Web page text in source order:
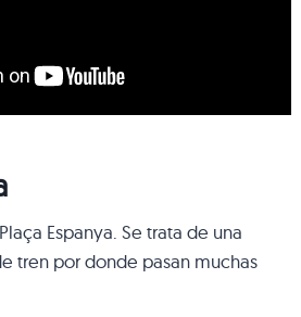
Espanya. Se trata de una
tren por donde pasan muchas